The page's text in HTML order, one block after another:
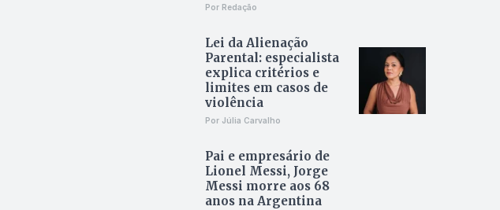
Por Redação
Lei da Alienação
Parental: especialista
explica critérios e
limites em casos de
violência
Por Júlia Carvalho
Pai e empresário de
Lionel Messi, Jorge
Messi morre aos 68
anos na Argentina